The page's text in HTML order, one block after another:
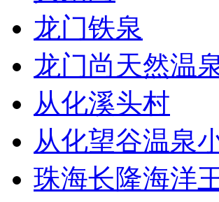
龙门铁泉
龙门尚天然温
从化溪头村
从化望谷温泉
珠海长隆海洋